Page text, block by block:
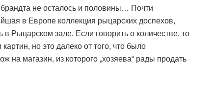
не осталось и половины… Почти
в Европе коллекция рыцарских доспехов,
в Рыцарском зале. Если говорить о количестве, то
но это далеко от того, что было
на магазин, из которого „хозяева“ рады продать